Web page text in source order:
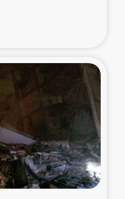
支援
ーヒー畑改善事業
発被災者支援
上支援